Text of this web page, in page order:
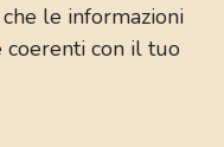
le informazioni
coerenti con il tuo